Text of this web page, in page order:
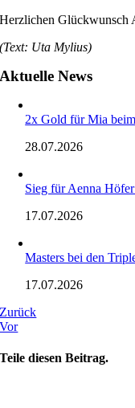
Herzlichen Glückwunsch
(Text: Uta Mylius)
Aktuelle News
2x Gold für Mia
28.07.2026
Sieg für Aenna
17.07.2026
Masters bei den
17.07.2026
Zurück
Vor
Teile diesen Beitrag.